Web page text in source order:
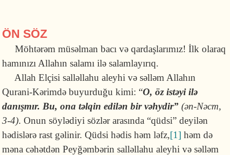
ÖN SÖZ
Möhtərəm müsəlman bacı və qardaşlarımız! İlk olaraq
hamı­nızı Allahın salamı ilə salamlayırıq.
Allah Elçisi salləllahu aleyhi və səlləm Allahın
Qurani-Kərimdə buyurduğu kimi: “O, öz istəyi ilə
danışmır. Bu, ona təlqin edilən bir vəhydir” (ən-Nəcm,
3-4). Onun söylədiyi sözlər arasında “qüdsi” deyilən
hədislərə rast gəlinir. Qüdsi hədis həm ləfz,[1] həm də
məna cəhətdən Peyğəm­bərin salləllahu aleyhi və səlləm